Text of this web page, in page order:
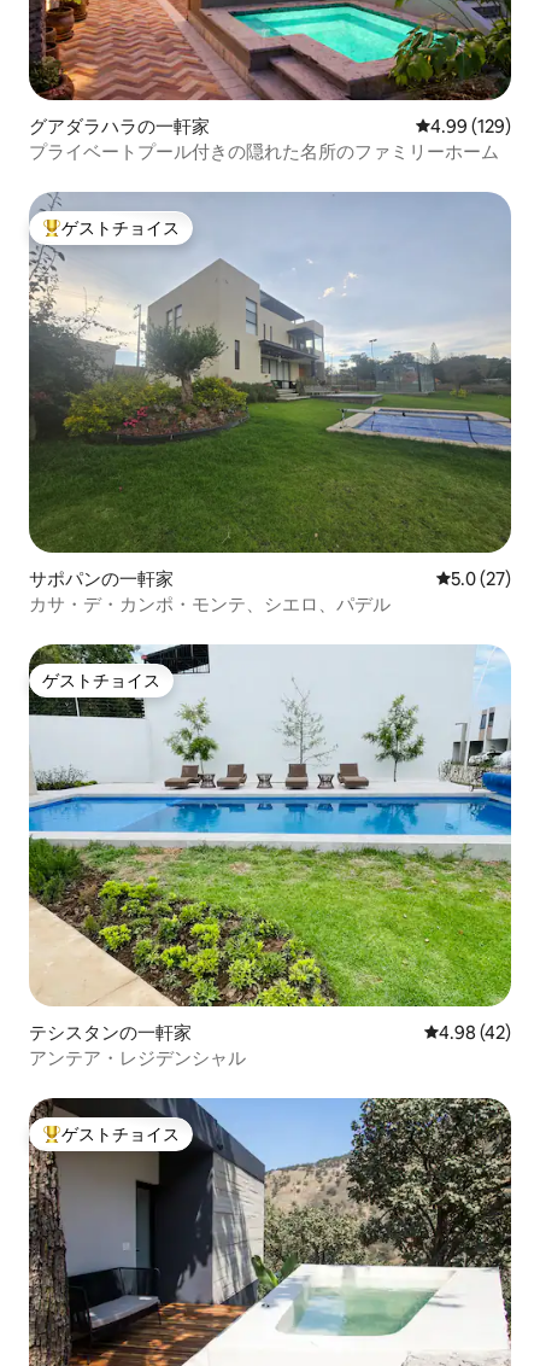
グアダラハラの一軒家 レビュー129
4.99 (129)
プライベートプール付きの隠れた名所のファミリーホーム
大好評のゲストチョイスです。
ゲストチョイス
サポパンの一軒家 レビュー27
5.0 (27)
カサ・デ・カンポ・モンテ、シエロ、パデル
ゲストチョイス
ゲストチョイス
テシスタンの一軒家 レビュー42
4.98 (42)
アンテア・レジデンシャル
大好評のゲストチョイスです。
ゲストチョイス